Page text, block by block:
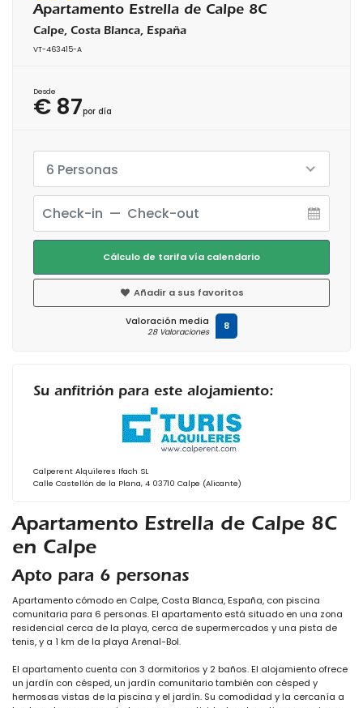
Apartamento Estrella de Calpe 8C
en Calpe
Apto para 6 personas
Apartamento cómodo en Calpe, Costa Blanca, España, con piscina
comunitaria para 6 personas. El apartamento está situado en una zona
residencial cerca de la playa, cerca de supermercados y una pista de
tenis, y a 1 km de la playa Arenal-Bol.
El apartamento cuenta con 3 dormitorios y 2 baños. El alojamiento ofrece
un jardín con césped, un jardín comunitario también con césped y
hermosas vistas de la piscina y el jardín. Su comodidad y la cercanía a
Apartamento Estrella de Calpe 8C
Calpe, Costa Blanca, España
VT-463415-A
Desde
€ 87por día
6 Personas
Cálculo de tarifa vía calendario
Añadir a sus favoritos
Valoración media
28 Valoraciones 8
Su anfitrión para este alojamiento:
Calperent Alquileres Ifach SL
Calle Castellón de la Plana, 4 03710 Calpe (Alicante)